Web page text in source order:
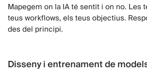
Mapegem on la IA té sentit i on no. Les
teus workflows, els teus objectius.
des del principi.
Disseny i entrenament de